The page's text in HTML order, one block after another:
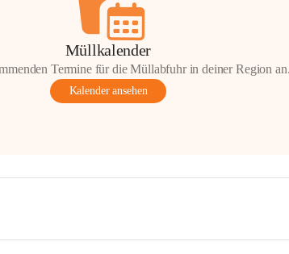
Müllkalender
Termine für die Müllabfuhr in deiner Region
Kalender ansehen